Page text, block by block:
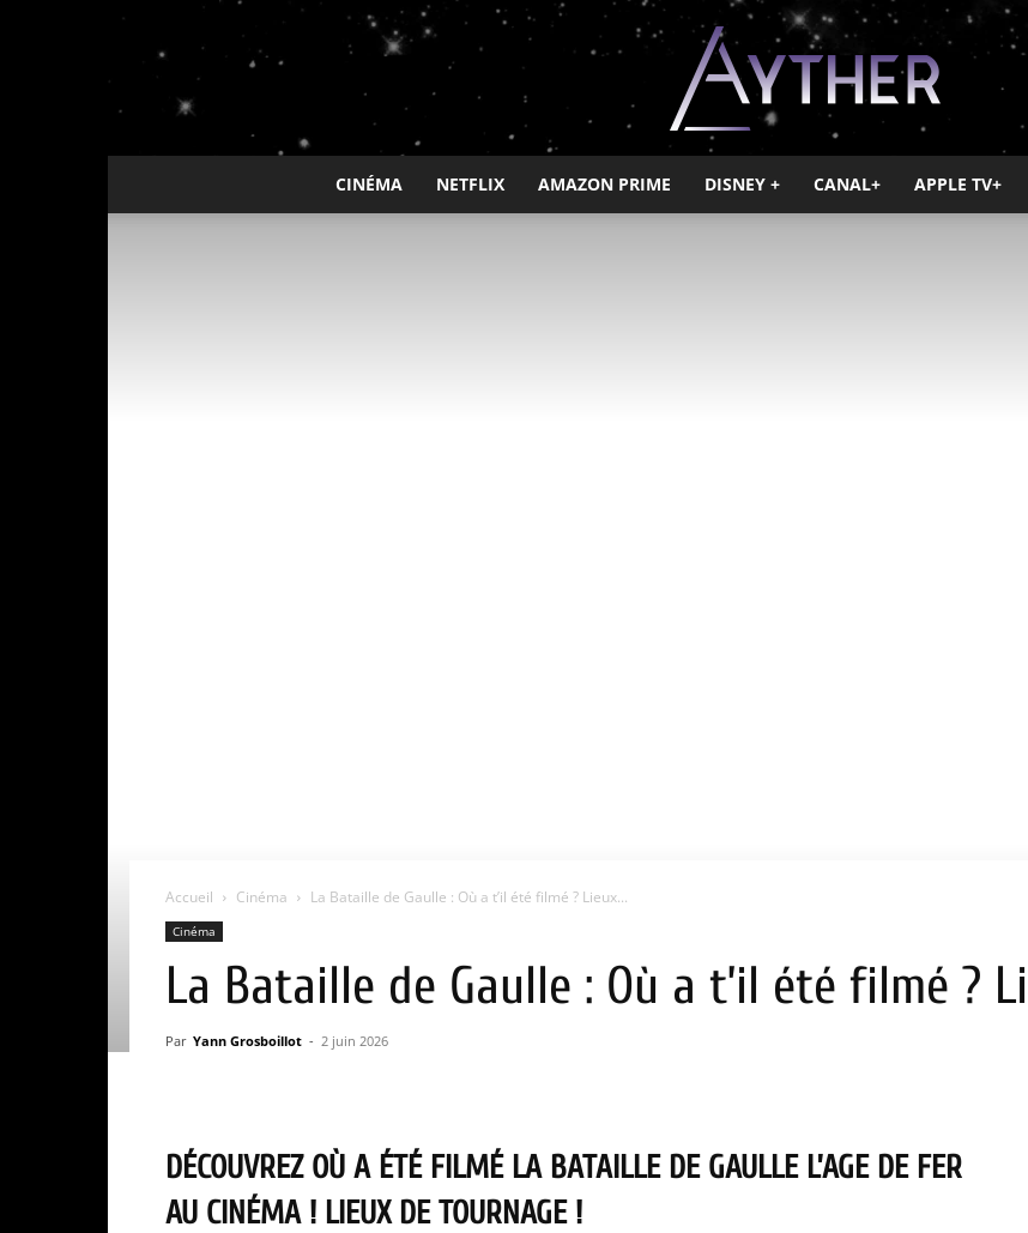
Ayther
CINÉMA NETFLIX AMAZON PRIME DISNEY + CANAL+ APPLE TV+
Accueil Cinéma La Bataille de Gaulle : Où a t’il été filmé ? Lieux...
Cinéma
La Bataille de Gaulle : Où a t’il été filmé ?
Par Yann Grosboillot - 2 juin 2026
DÉCOUVREZ OÙ A ÉTÉ FILMÉ LA BATAILLE DE GAULLE L’AGE DE FER
AU CINÉMA ! LIEUX DE TOURNAGE !